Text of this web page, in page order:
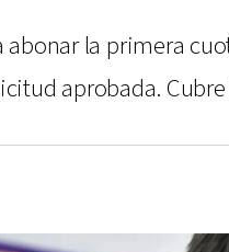
abonar la primera
aprobada.